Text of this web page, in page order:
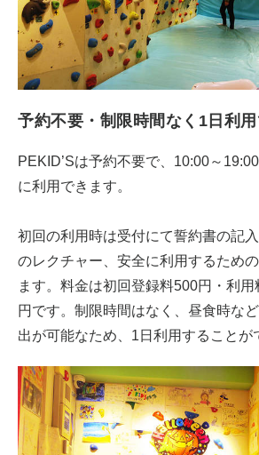
予約不要・制限時間なく1日利
PEKID’Sは予約不要で、10:00～
に利用できます。
初回の利用時は受付にて誓約書の記
のレクチャー、安全に利用するため
ます。料金は初回登録料500円・利
円です。制限時間はなく、昼食時な
出が可能なため、1日利用することが